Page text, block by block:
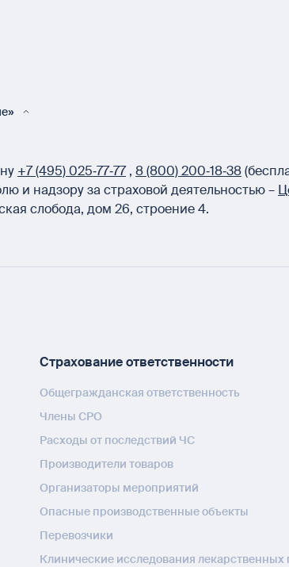
+7 (495) 025‑77‑77 , 8 (800) 200‑18‑38
и надзору за страховой деятельностью –
слобода, дом 26, строение 4.
Страхование ответственности
Общегражданская ответственность
Члены СРО
Расходы от последствий ЧС
Производители товаров
Организаторы мероприятий
Опасные производственные объекты
Перевозчики
Клинические исследования лекарственных